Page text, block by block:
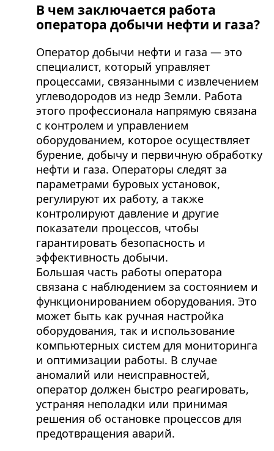
В чем заключается работа
оператора добычи нефти и газа?
Оператор добычи нефти и газа — это
специалист, который управляет
процессами, связанными с извлечением
углеводородов из недр Земли. Работа
этого профессионала напрямую связана
с контролем и управлением
оборудованием, которое осуществляет
бурение, добычу и первичную обработку
нефти и газа. Операторы следят за
параметрами буровых установок,
регулируют их работу, а также
контролируют давление и другие
показатели процессов, чтобы
гарантировать безопасность и
эффективность добычи.
Большая часть работы оператора
связана с наблюдением за состоянием и
функционированием оборудования. Это
может быть как ручная настройка
оборудования, так и использование
компьютерных систем для мониторинга
и оптимизации работы. В случае
аномалий или неисправностей,
оператор должен быстро реагировать,
устраняя неполадки или принимая
решения об остановке процессов для
предотвращения аварий.